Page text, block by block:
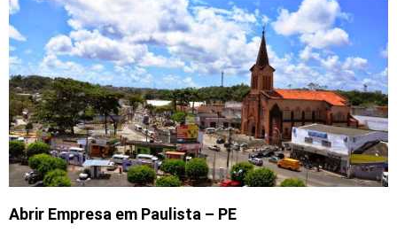
Abrir Empresa em Paulista – PE